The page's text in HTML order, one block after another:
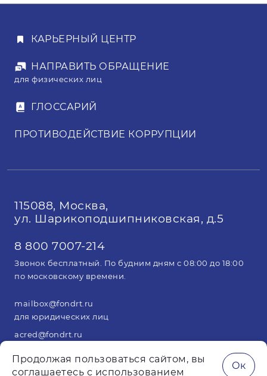
КАРЬЕРНЫЙ ЦЕНТР
НАПРАВИТЬ ОБРАЩЕНИЕ
для физических лиц
ГЛОССАРИЙ
ПРОТИВОДЕЙСТВИЕ КОРРУПЦИИ
115088, Москва,
ул. Шарикоподшипниковская, д.5
8 800 7007-214
Звонок бесплатный. По будним дням с 08:00 до 18:00
по московскому времени.
mailbox@fondrt.ru
для юридических лиц
acred@fondrt.ru
Продолжая пользоваться сайтом, вы
соглашаетесь с использованием
Ок